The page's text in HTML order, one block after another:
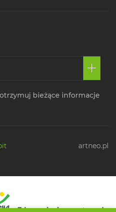
bieżące informacje
artneo.pl